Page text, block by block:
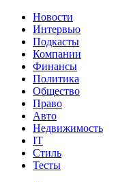
Новости
Интервью
Подкасты
Компании
Финансы
Политика
Общество
Право
Авто
Недвижимость
IT
Стиль
Тесты